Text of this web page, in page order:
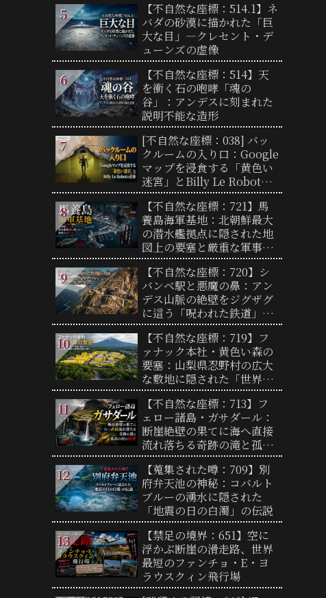
【不自然な座標：514.1】ネ
バダの砂漠に描かれた「巨
大な目」―クレセント・デ
ューンズの虚像
【不自然な座標：514】天
を衝く石の咆哮「魂の
谷」：アンデスに刻まれた
説明不能な造形
[不自然な座標：038] バッ
クルームの入り口：Google
マップを浸食する「黄色い
迷宮」とBilly Le Robotの
正体
【不自然な座標：721】馬
養島海軍基地：北朝鮮最大
の潜水艦拠点に隠された地
図上の要塞と厳重な軍事境
界線の実態
【不自然な座標：720】シ
バンベ駅と悪魔の鼻：アン
デス山脈の絶壁をジグザグ
に這う「呪われた鉄道」の
終着点と驚異の地形
【不自然な座標：719】フ
ァナック本社・黄色い森の
要塞：山梨県忍野村の広大
な敷地に隠された「世界工
場の心臓部」と圧倒的支配
力の謎
【不自然な座標：713】フ
ェロー諸島・ガサダール：
断崖絶壁の果てに海へ直接
流れ落ちる奇跡の滝と孤高
の村の秘密
【蒐集された噂：709】別
府弁天池の神秘：コバルト
ブルーの湧水に隠された
「地震の日の白濁」の伝説
【禁足の境界：651】空に
浮かぶ断崖の滑走路、世界
最短のファンチョ・E・ヨ
ラウスクィン飛行場